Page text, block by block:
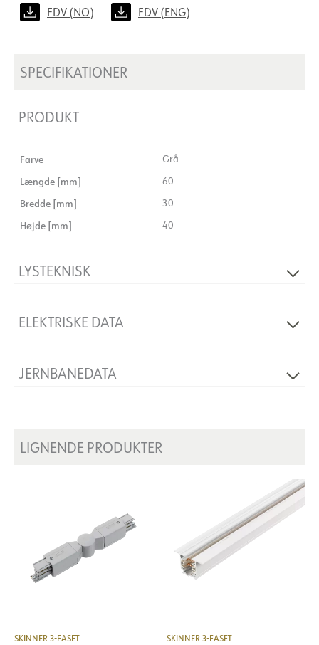
FDV (NO) FDV (ENG)
SPECIFIKATIONER
PRODUKT
Farve Grå
Længde [mm] 60
Bredde [mm] 30
Højde [mm] 40
LYSTEKNISK
ELEKTRISKE DATA
JERNBANEDATA
Trækstyrke [N]
LIGNENDE PRODUKTER
SKINNER 3-FASET SKINNER 3-FASET